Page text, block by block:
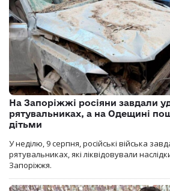
На Запоріжжі росіяни завдали
рятувальниках, а на Одещині
дітьми
У неділю, 9 серпня, російські війська
рятувальниках, які ліквідовували
Запоріжжя.